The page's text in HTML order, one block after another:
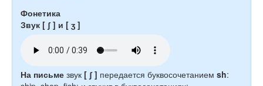
Фонетика
Звук [ ʃ ] и [ ʒ ]
На письме звук [ ʃ] передается буквосочетанием sh: